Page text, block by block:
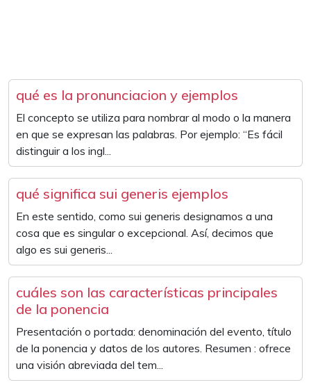
qué es la pronunciacion y ejemplos
El concepto se utiliza para nombrar al modo o la manera
en que se expresan las palabras. Por ejemplo: “Es fácil
distinguir a los ingl...
qué significa sui generis ejemplos
En este sentido, como sui generis designamos a una
cosa que es singular o excepcional. Así, decimos que
algo es sui generis...
cuáles son las características principales
de la ponencia
Presentación o portada: denominación del evento, título
de la ponencia y datos de los autores. Resumen : ofrece
una visión abreviada del tem...